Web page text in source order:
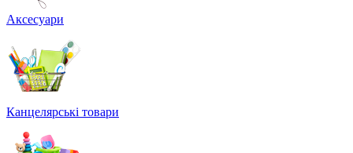
Аксесуари
Канцелярські товари